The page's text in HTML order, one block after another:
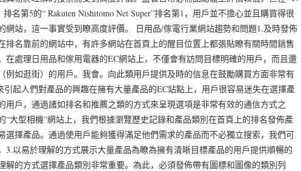
名第5的“ Rakuten Nishitomo Net Super”排名第1，用戶並不擔心並且購買得很
網站，這一事實受到瞭高度評​價。 日用品/傢電行業網站趨勢和問題1.及時發佈
排名靠前的網站中，有許多網站在首頁上的醒目位置上都張貼瞭有關時間銷售
在處理日用品和傢用電器的EC網站上，不僅會有訪問目標明確的用戶，而且還
例如逛街）的用戶。我會。向此類用戶提供及時的信息在鼓勵購買方面非常有
引起人們對產品的興趣在擁有大量產品的EC站點上，用戶很容易迷失在選擇產
用戶，通過諸如排名和推薦之類的方式來呈現選項是非常有效的通信方式之
“大型相機”網站上，我們根據瀏覽歷史記錄和產品類別在首頁上的排名發佈產
選擇產品。通過使用戶能夠獲得滿足他們需求的產品而不必獨立搜索，我們可
3.以易於理解的方式展示大量產品為瞭為擁有清晰目標產品的用戶提供順暢的
解的方式選擇產品類別非常重要。為此，必須發佈帶有圖標和圖像的類別列